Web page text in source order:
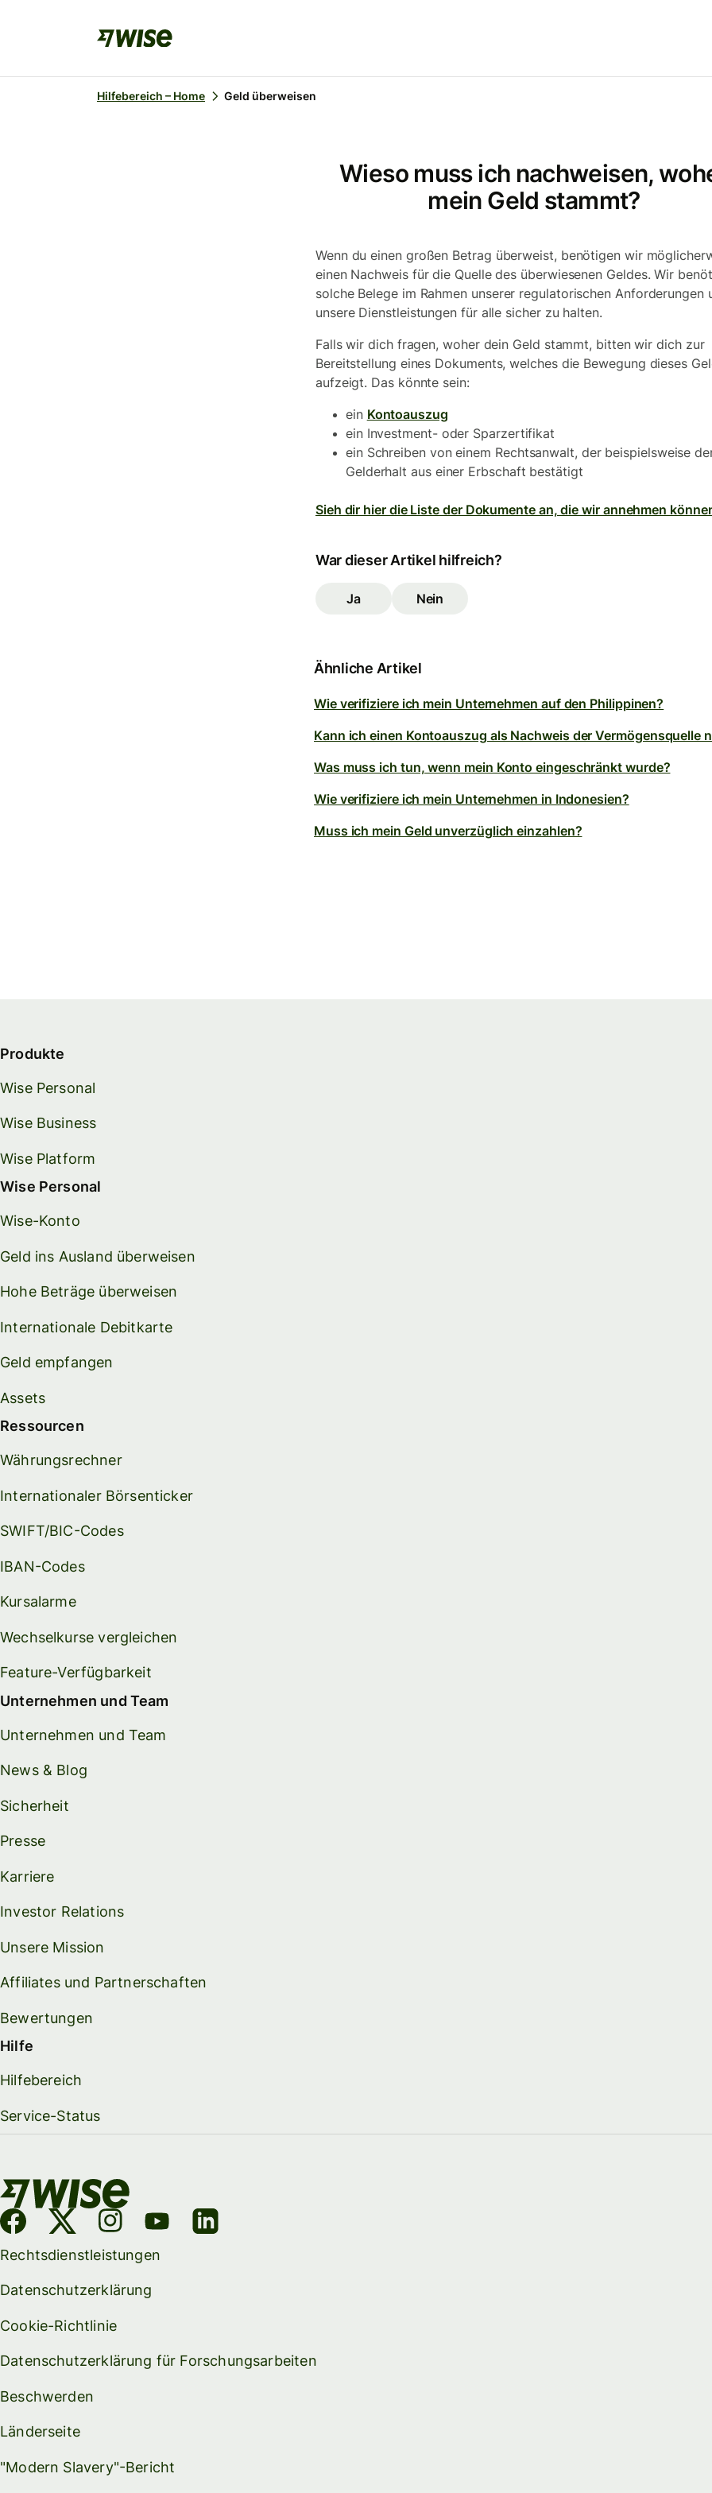
Hilfebereich – Home Geld überweisen
Wieso muss ich nachweisen,
mein Geld stammt?
Wenn du einen großen Betrag überweist, benötigen wir
einen Nachweis für die Quelle des überwiesenen Geldes. Wir
solche Belege im Rahmen unserer regulatorischen Anforderungen
unsere Dienstleistungen für alle sicher zu halten.
Falls wir dich fragen, woher dein Geld stammt, bitten wir dich zur
Bereitstellung eines Dokuments, welches die Bewegung dieses
aufzeigt. Das könnte sein:
ein Kontoauszug
ein Investment- oder Sparzertifikat
ein Schreiben von einem Rechtsanwalt, der beispielsweise
Gelderhalt aus einer Erbschaft bestätigt
Sieh dir hier die Liste der Dokumente an, die wir annehmen
War dieser Artikel hilfreich?
Ja Nein
Ähnliche Artikel
Wie verifiziere ich mein Unternehmen auf den Philippinen?
Kann ich einen Kontoauszug als Nachweis der Vermögensquelle
Was muss ich tun, wenn mein Konto eingeschränkt wurde?
Wie verifiziere ich mein Unternehmen in Indonesien?
Muss ich mein Geld unverzüglich einzahlen?
Produkte
Wise Personal
Wise Business
Wise Platform
Wise Personal
Wise-Konto
Geld ins Ausland überweisen
Hohe Beträge überweisen
Internationale Debitkarte
Geld empfangen
Assets
Ressourcen
Währungsrechner
Internationaler Börsenticker
SWIFT/BIC-Codes
IBAN-Codes
Kursalarme
Wechselkurse vergleichen
Feature-Verfügbarkeit
Unternehmen und Team
Unternehmen und Team
News & Blog
Sicherheit
Presse
Karriere
Investor Relations
Unsere Mission
Affiliates und Partnerschaften
Bewertungen
Hilfe
Hilfebereich
Service-Status
Rechtsdienstleistungen
Datenschutzerklärung
Cookie-Richtlinie
Datenschutzerklärung für Forschungsarbeiten
Beschwerden
Länderseite
"Modern Slavery"-Bericht